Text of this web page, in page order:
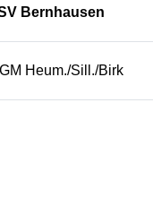
Bernhausen
Heum./Sill./Birk